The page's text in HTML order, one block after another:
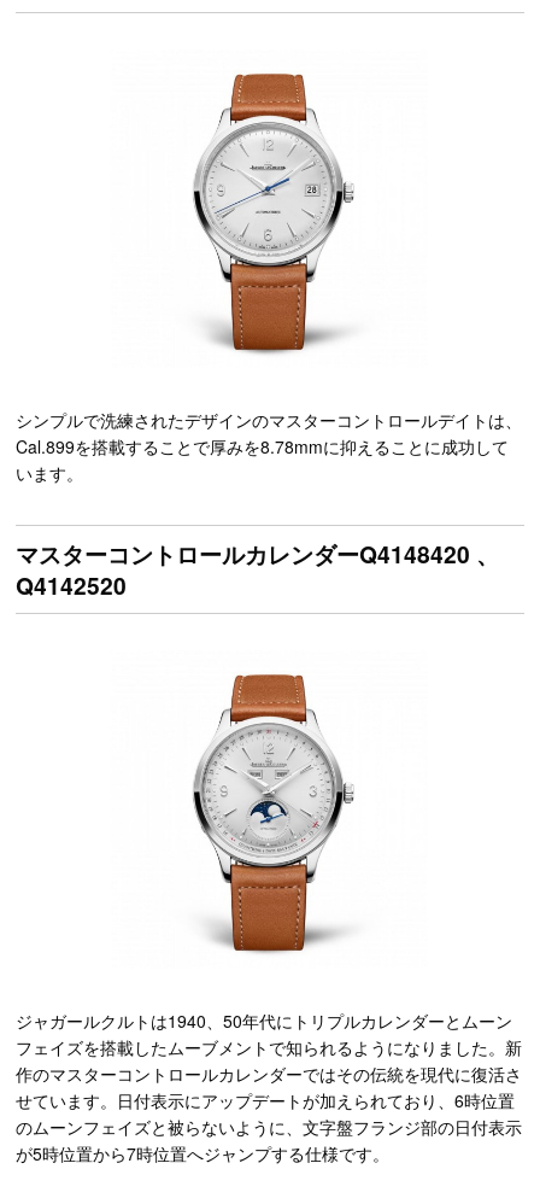
シンプルで洗練されたデザインのマスターコントロールデイトは、
Cal.899を搭載することで厚みを8.78mmに抑えることに成功して
います。
マスターコントロールカレンダーQ4148420 、
Q4142520
ジャガールクルトは1940、50年代にトリプルカレンダーとムーン
フェイズを搭載したムーブメントで知られるようになりました。新
作のマスターコントロールカレンダーではその伝統を現代に復活さ
せています。日付表示にアップデートが加えられており、6時位置
のムーンフェイズと被らないように、文字盤フランジ部の日付表示
が5時位置から7時位置へジャンプする仕様です。